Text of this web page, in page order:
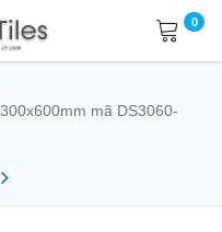
0
mã DS3060-